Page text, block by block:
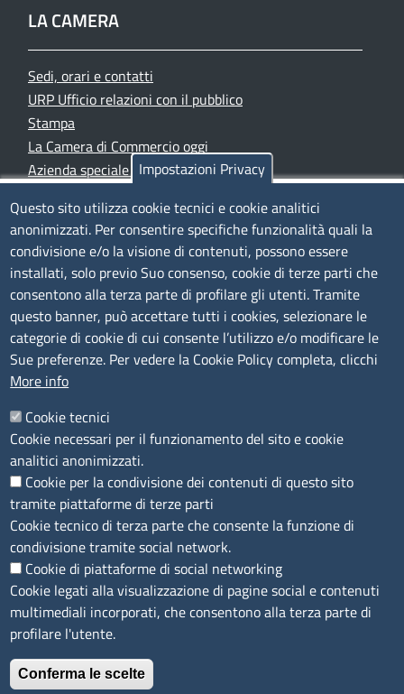
LA CAMERA
Sedi, orari e contatti
URP Ufficio relazioni con il pubblico
Stampa
La Camera di Commercio oggi
Azienda speciale PromoFirenze
TRASPARENZA
Albo Online
Amministrazione trasparente
Bandi e concorsi
Segnalazioni Whistleblowing
Accessibilità
IBAN e pagamenti informatici
Informative privacy e cookie
Verifiche PA
Attuazione misure PNRR
Modulistica
SEGUICI SU
Impostazioni Privacy
Questo sito utilizza cookie tecnici e cookie analitici
anonimizzati. Per consentire specifiche funzionalità quali la
condivisione e/o la visione di contenuti, possono essere
installati, solo previo Suo consenso, cookie di terze parti che
consentono alla terza parte di profilare gli utenti. Tramite
questo banner, può accettare tutti i cookies, selezionare le
categorie di cookie di cui consente l’utilizzo e/o modificare le
Sue preferenze. Per vedere la Cookie Policy completa, clicchi
More info
Cookie tecnici
Cookie necessari per il funzionamento del sito e cookie
analitici anonimizzati.
Cookie per la condivisione dei contenuti di questo sito
tramite piattaforme di terze parti
Cookie tecnico di terza parte che consente la funzione di
condivisione tramite social network.
Cookie di piattaforme di social networking
Cookie legati alla visualizzazione di pagine social e contenuti
multimediali incorporati, che consentono alla terza parte di
profilare l'utente.
Conferma le scelte